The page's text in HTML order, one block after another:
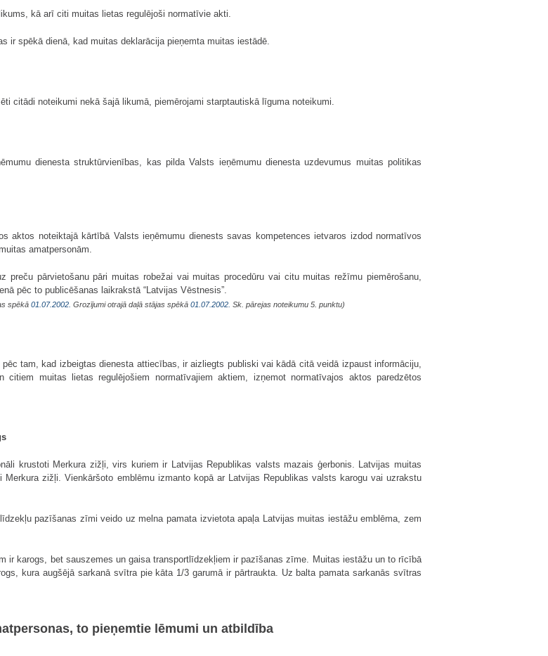
kā arī citi muitas lietas regulējoši normatīvie akti.
ir spēkā dienā, kad muitas deklarācija pieņemta muitas iestādē.
citādi noteikumi nekā šajā likumā, piemērojami starptautiskā līguma noteikumi.
dienesta struktūrvienības, kas pilda Valsts ieņēmumu dienesta uzdevumus muitas politikas
aktos noteiktajā kārtībā Valsts ieņēmumu dienests savas kompetences ietvaros izdod normatīvos
amatpersonām.
pārvietošanu pāri muitas robežai vai muitas procedūru vai citu muitas režīmu piemērošanu,
pēc to publicēšanas laikrakstā “Latvijas Vēstnesis”.
spēkā 01.07.2002. Grozījumi otrajā daļā stājas spēkā 01.07.2002. Sk. pārejas noteikumu 5. punktu)
tam, kad izbeigtas dienesta attiecības, ir aizliegts publiski vai kādā citā veidā izpaust informāciju,
muitas lietas regulējošiem normatīvajiem aktiem, izņemot normatīvajos aktos paredzētos
krustoti Merkura zižļi, virs kuriem ir Latvijas Republikas valsts mazais ģerbonis. Latvijas muitas
zižļi. Vienkāršoto emblēmu izmanto kopā ar Latvijas Republikas valsts karogu vai uzrakstu
pazīšanas zīmi veido uz melna pamata izvietota apaļa Latvijas muitas iestāžu emblēma, zem
ir karogs, bet sauszemes un gaisa transportlīdzekļiem ir pazīšanas zīme. Muitas iestāžu un to rīcībā
kura augšējā sarkanā svītra pie kāta 1/3 garumā ir pārtraukta. Uz balta pamata sarkanās svītras
to pieņemtie lēmumi un atbildība